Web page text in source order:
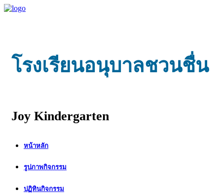
โรงเรียนอนุบาลชวนชื่น
Joy Kindergarten
หน้าหลัก
รูปภาพกิจกรรม
ปฏิทินกิจกรรม